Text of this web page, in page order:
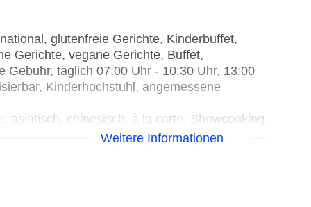
glutenfreie Gerichte, Kinderbuffet,
Gerichte, vegane Gerichte, Buffet,
Gebühr, täglich 07:00 Uhr - 10:30 Uhr, 13:00
Kinderhochstuhl, angemessene
asiatisch, chinesisch, à la carte, Showcooking,
Uhr - 22:00 Uhr, klimatisierbar,
Weitere Informationen